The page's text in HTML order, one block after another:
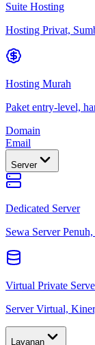
Suite Hosting
Hosting Privat,
Hosting Murah
Paket entry-level,
Domain
Email
Server
Dedicated Server
Sewa Server
Virtual Private
Server Virtual,
Layanan